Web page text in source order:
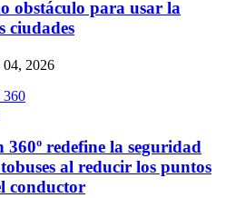
obstáculo para usar la
ciudades
2026
360º redefine la seguridad
al reducir los puntos
conductor